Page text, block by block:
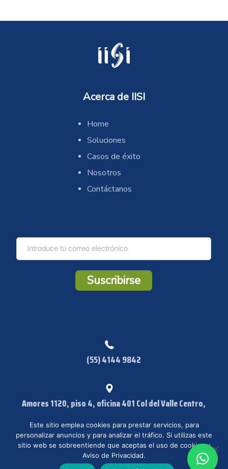
Acerca de IISI
Home
Soluciones
Casos de éxito
Nosotros
Contáctanos
C
r
Suscribirse
(55) 4144 9842
Amores 1120, piso 4, oficina 401 Col del Valle Centro,
© IISI 2023. Todos los derechos reservados. /Aviso de Privacidad
Este sitio emplea cookies para prestar servicios, para
personalizar anuncios y para analizar el tráfico. Si utilizas este
sitio web se sobreentiende que aceptas el uso de cookies y
Aviso de Privacidad.